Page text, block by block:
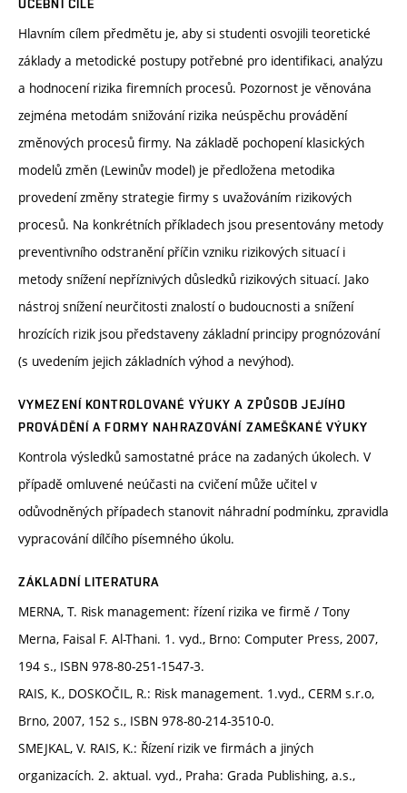
UČEBNÍ CÍLE
Hlavním cílem předmětu je, aby si studenti osvojili teoretické
základy a metodické postupy potřebné pro identifikaci, analýzu
a hodnocení rizika firemních procesů. Pozornost je věnována
zejména metodám snižování rizika neúspěchu provádění
změnových procesů firmy. Na základě pochopení klasických
modelů změn (Lewinův model) je předložena metodika
provedení změny strategie firmy s uvažováním rizikových
procesů. Na konkrétních příkladech jsou presentovány metody
preventivního odstranění příčin vzniku rizikových situací i
metody snížení nepříznivých důsledků rizikových situací. Jako
nástroj snížení neurčitosti znalostí o budoucnosti a snížení
hrozících rizik jsou představeny základní principy prognózování
(s uvedením jejich základních výhod a nevýhod).
VYMEZENÍ KONTROLOVANÉ VÝUKY A ZPŮSOB JEJÍHO
PROVÁDĚNÍ A FORMY NAHRAZOVÁNÍ ZAMEŠKANÉ VÝUKY
Kontrola výsledků samostatné práce na zadaných úkolech. V
případě omluvené neúčasti na cvičení může učitel v
odůvodněných případech stanovit náhradní podmínku, zpravidla
vypracování dílčího písemného úkolu.
ZÁKLADNÍ LITERATURA
MERNA, T. Risk management: řízení rizika ve firmě / Tony
Merna, Faisal F. Al-Thani. 1. vyd., Brno: Computer Press, 2007,
194 s., ISBN 978-80-251-1547-3.
RAIS, K., DOSKOČIL, R.: Risk management. 1.vyd., CERM s.r.o,
Brno, 2007, 152 s., ISBN 978-80-214-3510-0.
SMEJKAL, V. RAIS, K.: Řízení rizik ve firmách a jiných
organizacích. 2. aktual. vyd., Praha: Grada Publishing, a.s.,